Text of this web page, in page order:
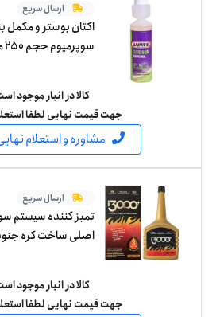
ارسال سریع
اکتان بوستر و مکمل
سوپرمیوم حجم 250 میلی لیتر ساخت بلژیک
کالا در انبار موجود
جهت قیمت نهایی لطفا
مشاوره و استعلام
ارسال سریع
اصلی ساخت کره جنوبی حجم
کالا در انبار موجود
جهت قیمت نهایی لطفا